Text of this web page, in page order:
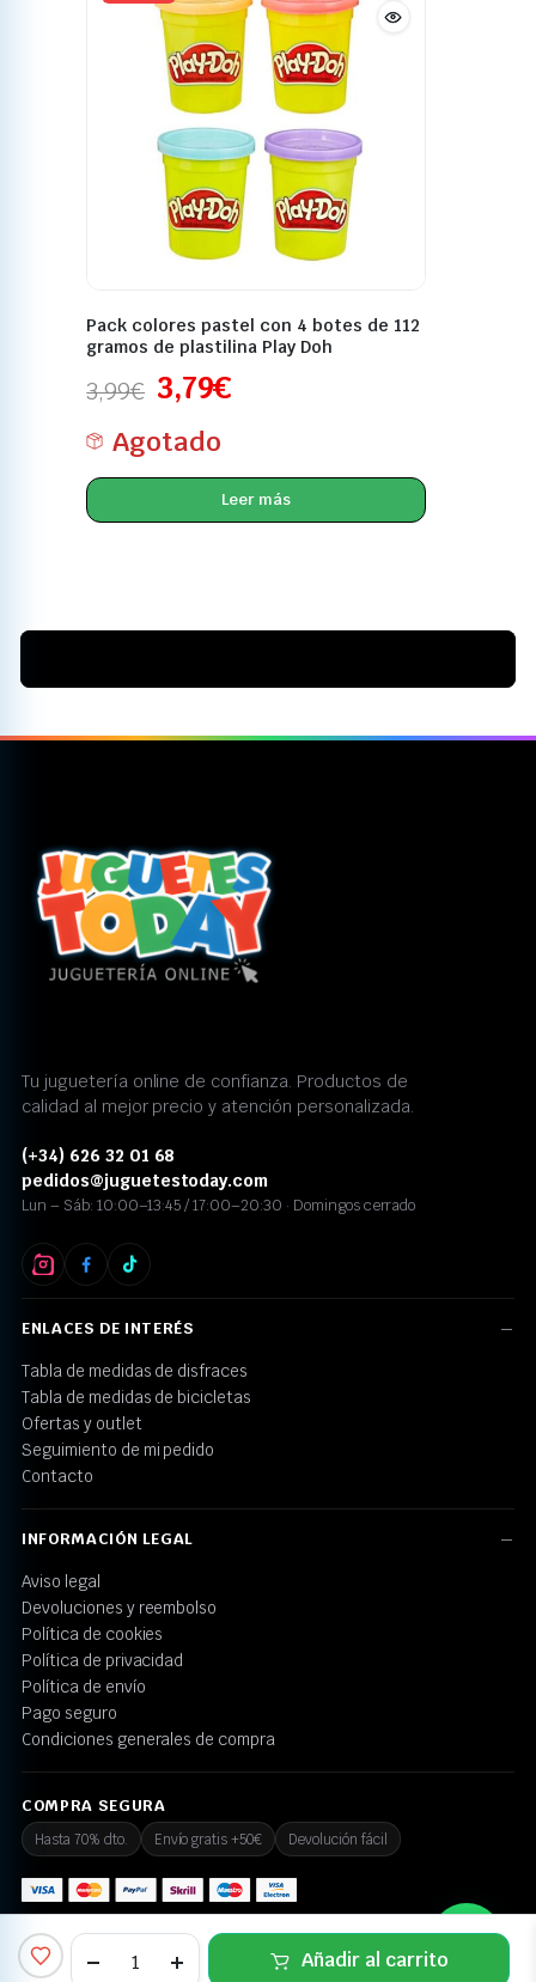
Añadir al carrito
Pack colores pastel con 4 botes de 112
gramos de plastilina Play Doh
3,99€ 3,79€
Agotado
Leer más
Tu juguetería online de confianza. Productos de
calidad al mejor precio y atención personalizada.
(+34) 626 32 01 68
pedidos@juguetestoday.com
Lun – Sáb: 10:00–13:45 / 17:00–20:30 · Domingos cerrado
ENLACES DE INTERÉS
Tabla de medidas de disfraces
Tabla de medidas de bicicletas
Ofertas y outlet
Seguimiento de mi pedido
Contacto
INFORMACIÓN LEGAL
Aviso legal
Devoluciones y reembolso
Política de cookies
Política de privacidad
Política de envío
Pago seguro
Condiciones generales de compra
COMPRA SEGURA
Hasta 70% dto. Envío gratis +50€ Devolución fácil
💬 ¿Necesitas ayuda?